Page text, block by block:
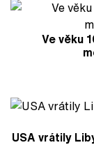
Ve věku
USA vrátily